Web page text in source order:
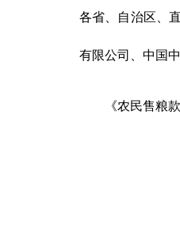
各省、自治区、
有限公司、中国
《农民售粮